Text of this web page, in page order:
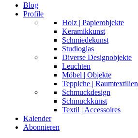
Blog
Profile
Holz | Papierobjekte
Keramikkunst
Schmiedekunst
Studioglas
Diverse Designobjekte
Leuchten
Möbel | Objekte
Teppiche | Raumtextilien
Schmuckdesign
Schmuckkunst
Textil | Accessoires
Kalender
Abonnieren